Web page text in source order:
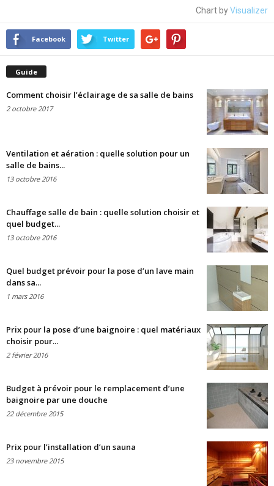
Chart byVisualizer
Facebook Twitter
Guide
Comment choisir l’éclairage de sa salle de bains
2 octobre 2017
Ventilation et aération : quelle solution pour un
salle de bains...
13 octobre 2016
Chauffage salle de bain : quelle solution choisir et
quel budget...
13 octobre 2016
Quel budget prévoir pour la pose d’un lave main
dans sa...
1 mars 2016
Prix pour la pose d’une baignoire : quel matériaux
choisir pour...
2 février 2016
Budget à prévoir pour le remplacement d’une
baignoire par une douche
22 décembre 2015
Prix pour l’installation d’un sauna
23 novembre 2015